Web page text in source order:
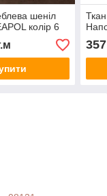
шеніл
колір 6
357